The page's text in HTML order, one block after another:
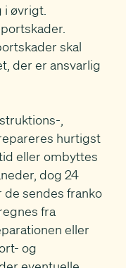
øvrigt.
skal
der er ansvarlig
,
hurtigst
eller ombyttes
dog 24
sendes franko
fra
eller
og